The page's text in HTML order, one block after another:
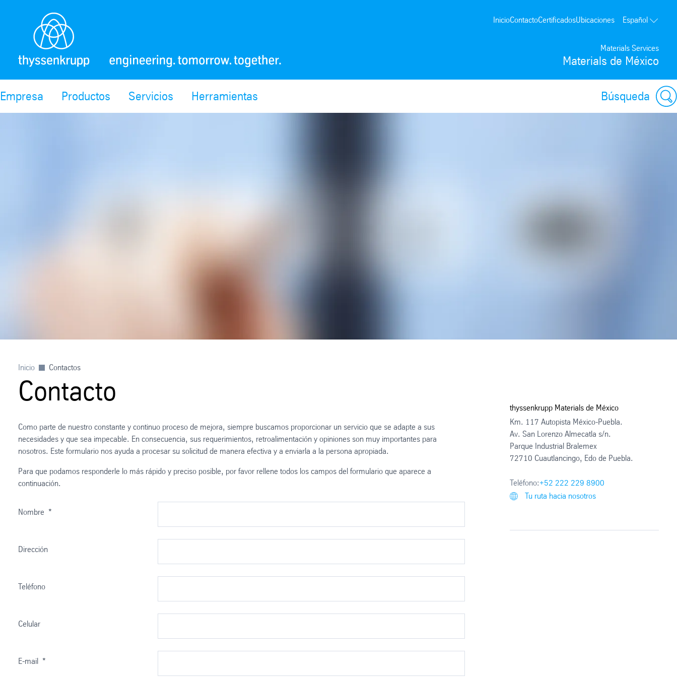
Materials Services
Materials de México
InicioContactoCertificadosUbicaciones Español
Empresa Productos Servicios Herramientas Búsqueda
Inicio Contactos
Contacto
Como parte de nuestro constante y continuo proceso de mejora, siempre buscamos proporcionar un servicio que se adapte a sus
necesidades y que sea impecable. En consecuencia, sus requerimientos, retroalimentación y opiniones son muy importantes para
nosotros. Este formulario nos ayuda a procesar su solicitud de manera efectiva y a enviarla a la persona apropiada.
Para que podamos responderle lo más rápido y preciso posible, por favor rellene todos los campos del formulario que aparece a
continuación.
Nombre *
Dirección
Teléfono
Celular
E-mail *
thyssenkrupp Materials de México
Km. 117 Autopista México-Puebla.
Av. San Lorenzo Almecatla s/n.
Parque Industrial Bralemex
72710 Cuautlancingo, Edo de Puebla.
Teléfono:+52 222 229 8900
Tu ruta hacia nosotros